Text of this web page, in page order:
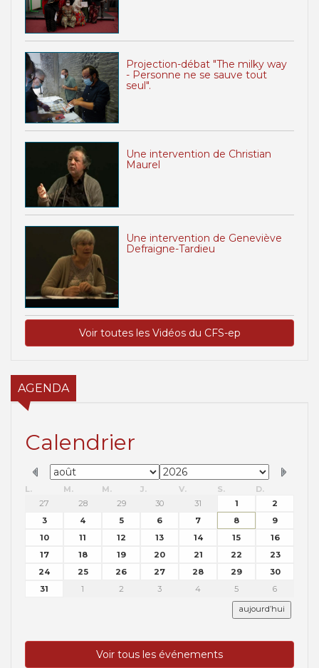
Projection-débat "The milky way
- Personne ne se sauve tout
seul".
Une intervention de Christian
Maurel
Une intervention de Geneviève
Defraigne-Tardieu
Voir toutes les Vidéos du CFS-ep
AGENDA
Calendrier
L. M. M. J. V. S.
D.
27
28 29 30 31 1
2
3
4 5 6 7 8
9
10
11 12 13 14 15
16
17
18 19 20 21 22
23
24
25 26 27 28 29
30
31
1 2 3 4 5 6
aujourd’hui
Voir tous les événements